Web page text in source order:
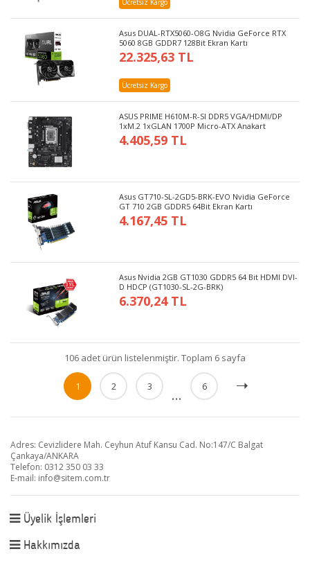
Asus DUAL-RTX5060-O8G Nvidia GeForce RTX
5060 8GB GDDR7 128Bit Ekran Kartı
22.325,63 TL
Ücretsiz Kargo
ASUS PRIME H610M-R-SI DDR5 VGA/HDMI/DP
1xM.2 1xGLAN 1700P Micro-ATX Anakart
4.405,59 TL
Asus GT710-SL-2GD5-BRK-EVO Nvidia GeForce
GT 710 2GB GDDR5 64Bit Ekran Kartı
4.167,45 TL
Asus Nvidia 2GB GT1030 GDDR5 64 Bit HDMI DVI-
D HDCP (GT1030-SL-2G-BRK)
6.370,24 TL
106 adet ürün listelenmiştir. Toplam 6 sayfa
1 2 3 ... 6
Adres: Cevizlidere Mah. Ceyhun Atuf Kansu Cad. No:147/C Balgat
Çankaya/ANKARA
Telefon: 0312 350 03 33
E-mail: info@sitem.com.tr
Üyelik İşlemleri
Hakkımızda